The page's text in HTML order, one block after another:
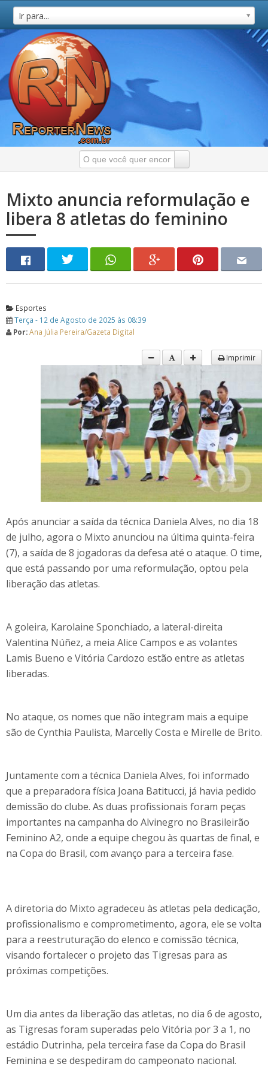
Ir para...
Mixto anuncia reformulação e
libera 8 atletas do feminino
Esportes
Terça - 12 de Agosto de 2025 às 08:39
Por:Ana Júlia Pereira/Gazeta Digital
Imprimir
Após anunciar a saída da técnica Daniela Alves, no dia 18
de julho, agora o Mixto anunciou na última quinta-feira
(7), a saída de 8 jogadoras da defesa até o ataque. O time,
que está passando por uma reformulação, optou pela
liberação das atletas.
A goleira, Karolaine Sponchiado, a lateral-direita
Valentina Núñez, a meia Alice Campos e as volantes
Lamis Bueno e Vitória Cardozo estão entre as atletas
liberadas.
No ataque, os nomes que não integram mais a equipe
são de Cynthia Paulista, Marcelly Costa e Mirelle de Brito.
Juntamente com a técnica Daniela Alves, foi informado
que a preparadora física Joana Batitucci, já havia pedido
demissão do clube. As duas profissionais foram peças
importantes na campanha do Alvinegro no Brasileirão
Feminino A2, onde a equipe chegou às quartas de final, e
na Copa do Brasil, com avanço para a terceira fase.
A diretoria do Mixto agradeceu às atletas pela dedicação,
profissionalismo e comprometimento, agora, ele se volta
para a reestruturação do elenco e comissão técnica,
visando fortalecer o projeto das Tigresas para as
próximas competições.
Um dia antes da liberação das atletas, no dia 6 de agosto,
as Tigresas foram superadas pelo Vitória por 3 a 1, no
estádio Dutrinha, pela terceira fase da Copa do Brasil
Feminina e se despediram do campeonato nacional.